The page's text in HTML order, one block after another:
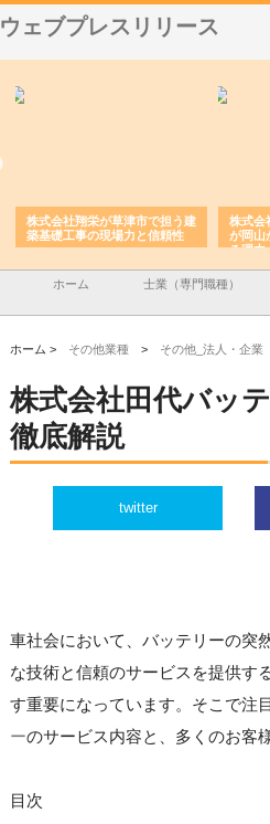
ウェブプレスリリース
株式会社翔栄が草津市で担う建
築基礎工事の現場力と信頼性
株式会
が岡山
る理由
ホーム 士業（専門職種）
ホーム > その他業種 > その他_法人・企業
株式会社田代バッ
徹底解説
twitter
車社会において、バッテリーの突
な技術と信頼のサービスを提供す
す重要になっています。そこで注
ーのサービス内容と、多くのお客
目次